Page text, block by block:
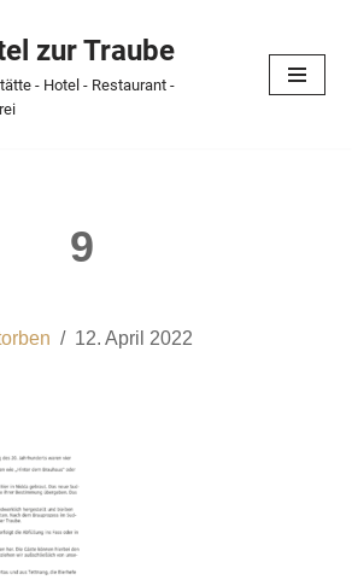
zur Traube
- Hotel - Restaurant -
9
12. April 2022